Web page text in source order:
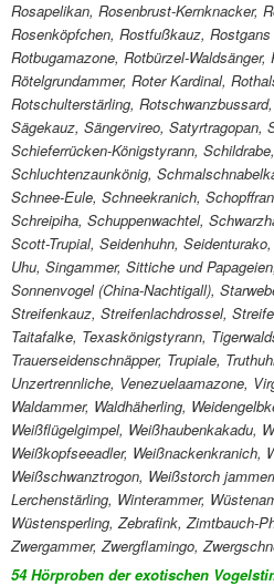
Rosapelikan, Rosenbrust-Kernknacker,
Rosenköpfchen, Rostfußkauz,
Rotbugamazone, Rotbürzel-
Rötelgrundammer, Roter Kardinal,
Rotschulterstärling,
Sägekauz, Sängervireo, Satyrtragopan,
Schieferrücken-Königstyrann,
Schluchtenzaunkönig,
Schnee-Eule, Schneekranich,
Schreipiha, Schuppenwachtel,
Scott-Trupial, Seidenhuhn,
Uhu, Singammer, Sittiche und
Sonnenvogel (China-Nachtigall),
Streifenkauz, Streifenlachdrossel,
Taitafalke, Texaskönigstyrann,
Trauerseidenschnäpper, Trupiale,
Unzertrennliche, Venezuelaamazone,
Waldammer, Waldhäherling,
Weißflügelgimpel, Weißhaubenkakadu,
Weißkopfseeadler, Weißnackenkranich,
Weißschwanztrogon, Weißstorch
Lerchenstärling, Winterammer,
Wüstensperling, Zebrafink, Zimtbauch-
Zwergammer, Zwergflamingo,
54 Hörproben der exotischen